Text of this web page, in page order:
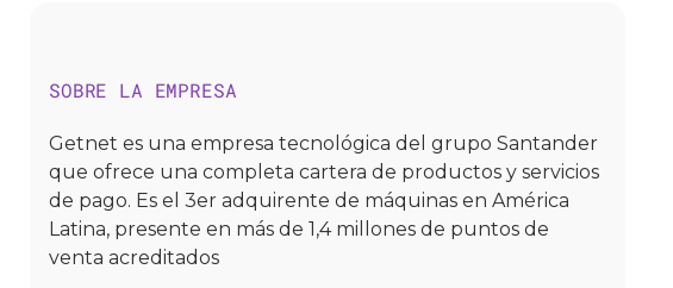
SOBRE LA EMPRESA
Getnet es una empresa tecnológica del grupo Santander
que ofrece una completa cartera de productos y servicios
de pago. Es el 3er adquirente de máquinas en América
Latina, presente en más de 1,4 millones de puntos de
venta acreditados